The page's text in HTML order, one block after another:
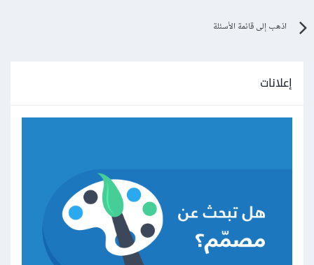
اذهب إلى قائمة الأسئلة
إعلانات